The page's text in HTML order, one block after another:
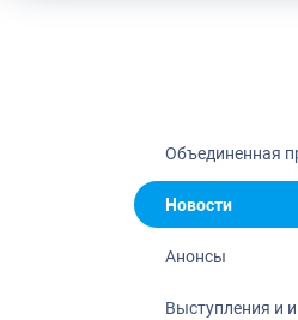
Объединенная
Новости
Анонсы
Выступления и